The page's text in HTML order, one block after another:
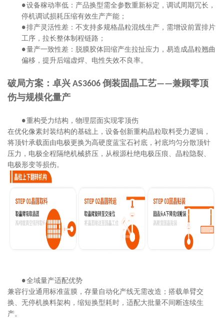
●设备稼动率低 ：产品换型需全参数重新标定，调试周期冗长，
停机调试损耗压缩有效生产产能；
●排产灵活性差 ：不支持多规格晶粒混线生产，需增设前置排片
工序，拉长整体制程链路；
●量产一致性差：脱膜胶体回缩产生拉扯应力，易造成晶粒翘曲
偏移，提升后端虚焊、电性失效不良率。
破局方案：卓兴 AS3606 倒装固晶工艺——兼顾零顶
伤与规模化量产
●重构受力结构，物理层面实现零顶伤
在优化像素封装结构的基础上，设备创新重构晶粒取料受力逻辑，
将顶针承载面由电极更换为高硬度蓝宝石衬底，衬底均匀分散顶针
压力，电极全程隔绝机械挤压，从根源杜绝电极压痕、晶粒隐裂、
电极形变等损伤。
●全域量产适配优势
兼容行业通用标准蓝膜，存量自动化产线无需改造；搭载单臂交
换、无停机换料架构，缩短换型耗时，适配大批量不间断连续生
产。